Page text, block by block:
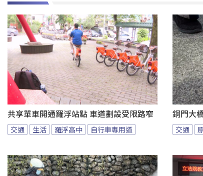
共享單車開通羅浮站點 車道劃設受限路窄
交通 生活 羅浮高中 自行車專用道
銅門大
交通